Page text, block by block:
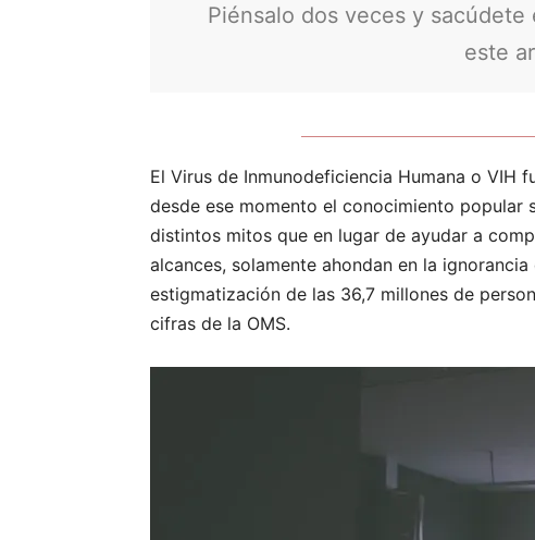
Piénsalo dos veces y
este
El Virus de Inmunodeficiencia Humana o
desde ese momento el conocimiento
distintos mitos que en lugar de ayudar a
alcances, solamente ahondan en la
estigmatización de las 36,7 millones de
cifras de la OMS.